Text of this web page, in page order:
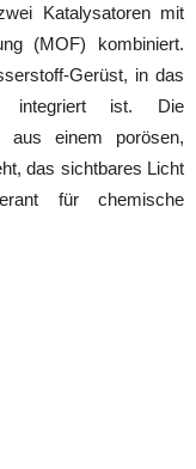
Katalysatoren mit
(MOF) kombiniert.
Gerüst, in das
integriert ist. Die
aus einem porösen,
das sichtbares Licht
für chemische